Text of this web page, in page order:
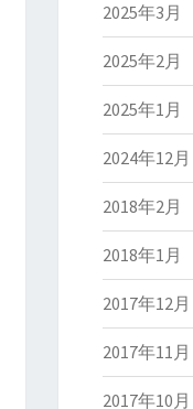
2025年3月
2025年2月
2025年1月
2024年12月
2018年2月
2018年1月
2017年12月
2017年11月
2017年10月